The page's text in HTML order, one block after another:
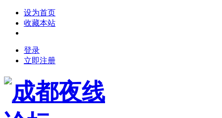
设为首页
收藏本站
登录
立即注册